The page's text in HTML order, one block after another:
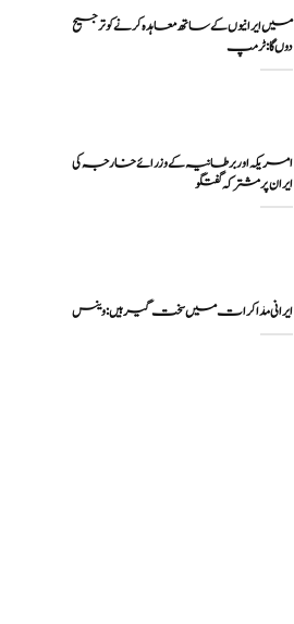
میں ایرانیوں کے ساتھ معاہدہ کرنے کو ترجیح
دوں گا : ٹرمپ
امریکہ اور برطانیہ کے وزرائے خارجہ کی
ایران پر مشترکہ گفتگو
ایرانی مذاکرات میں سخت گیر ہیں: وینس